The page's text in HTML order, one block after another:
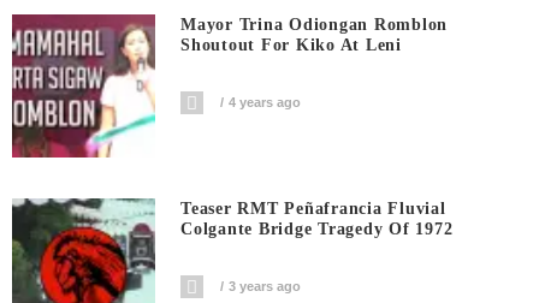
Mayor Trina Odiongan Romblon
Shoutout For Kiko At Leni
4 years ago
Teaser RMT Peñafrancia Fluvial
Colgante Bridge Tragedy Of 1972
3 years ago